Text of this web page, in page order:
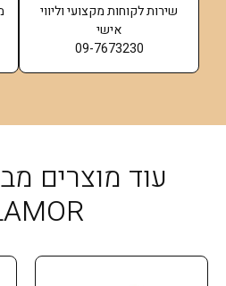
שירות לקוחות מקצועי וליווי
אישי
09-7673230
עוד מוצרים